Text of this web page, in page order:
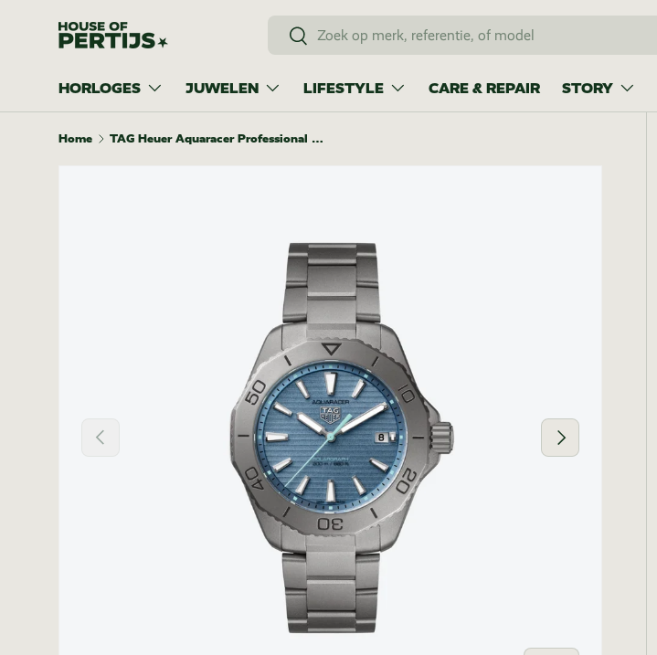
Ga naar inhoud ZoekenZoeken
HORLOGES JUWELEN LIFESTYLE CARE & REPAIR STORY
Home TAG Heuer Aquaracer Professional 200 Solargraph 40mm
Vorige Volgende